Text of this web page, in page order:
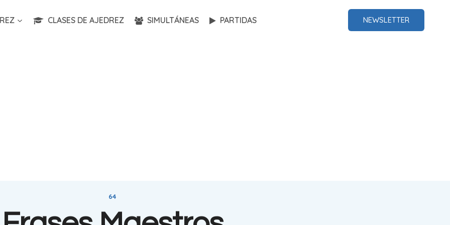
CLASES DE AJEDREZ SIMULTÁNEAS PARTIDAS NEWSLETTER
64